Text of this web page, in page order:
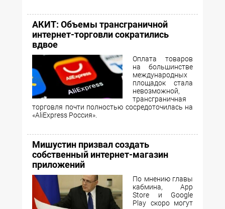
АКИТ: Объемы трансграничной
интернет-торговли сократились
вдвое
Оплата товаров
на большинстве
международных
площадок стала
невозможной,
трансграничная
торговля почти полностью сосредоточилась на
«AliExpress Россия».
Мишустин призвал создать
собственный интернет-магазин
приложений
По мнению главы
кабмина, Аpp
Store и Google
Play скоро могут